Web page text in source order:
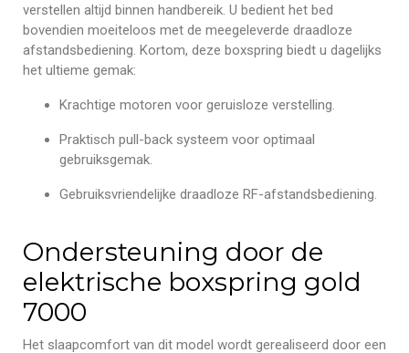
verstellen altijd binnen handbereik. U bedient het bed
bovendien moeiteloos met de meegeleverde draadloze
afstandsbediening. Kortom, deze boxspring biedt u dagelijks
het ultieme gemak:
Krachtige motoren voor geruisloze verstelling.
Praktisch pull-back systeem voor optimaal
gebruiksgemak.
Gebruiksvriendelijke draadloze RF-afstandsbediening.
Ondersteuning door de
elektrische boxspring gold
7000
Het slaapcomfort van dit model wordt gerealiseerd door een